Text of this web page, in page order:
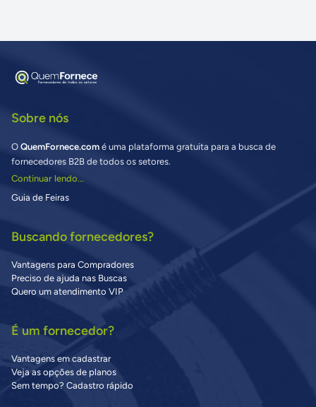
Sobre nós
O QuemFornece.com é uma plataforma gratuita para a busca de
fornecedores B2B de todos os setores.
Continuar lendo...
Guia de Feiras
Buscando fornecedores?
Vantagens para Compradores
Preciso de ajuda nas Buscas
Quero um atendimento VIP
É um fornecedor?
Vantagens em cadastrar
Veja as opções de planos
Sem tempo? Cadastro rápido